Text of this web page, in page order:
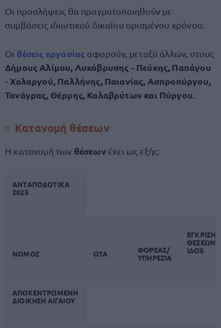
Οι προσλήψεις θα πραγματοποιηθούν με
συμβάσεις ιδιωτικού δικαίου ορισμένου χρόνου.
Οι θέσεις εργασίας αφορούν, μεταξύ άλλων, στους
Δήμους Αλίμου, Λυκόβρυσης - Πεύκης, Παπάγου
- Χολαργού, Παλλήνης, Παιανίας, Ασπροπύργου,
Τανάγρας, Θέρμης, Καλαβρύτων και Πύργου.
Κατανομή θέσεων
Η κατανομή των θέσεωνέχει ως εξής:
ΑΝΤΑΠΟΔΟΤΙΚΑ
2025
ΝΟΜΟΣ ΟΤΑ
ΦΟΡΕΑΣ/
ΥΠΗΡΕΣΙΑ
ΕΓΚΡΙΣΗ
ΘΕΣΕΩΝ
ΙΔΟΧ
ΑΠΟΚΕΝΤΡΩΜΕΝΗ
ΔΙΟΙΚΗΣΗ ΑΙΓΑΙΟΥ